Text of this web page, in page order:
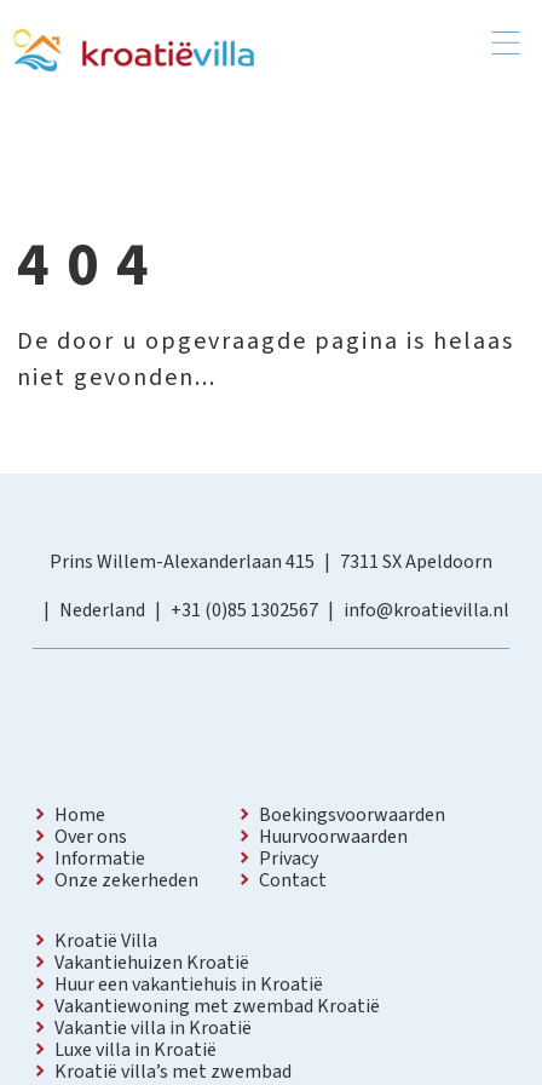
404
De door u opgevraagde pagina is helaas
niet gevonden...
Prins Willem-Alexanderlaan 415
7311 SX Apeldoorn
Nederland
+31 (0)85 1302567 info@kroatievilla.nl
Home
Over ons
Informatie
Onze zekerheden
Boekingsvoorwaarden
Huurvoorwaarden
Privacy
Contact
Kroatië Villa
Vakantiehuizen Kroatië
Huur een vakantiehuis in Kroatië
Vakantiewoning met zwembad Kroatië
Vakantie villa in Kroatië
Luxe villa in Kroatië
Kroatië villa’s met zwembad